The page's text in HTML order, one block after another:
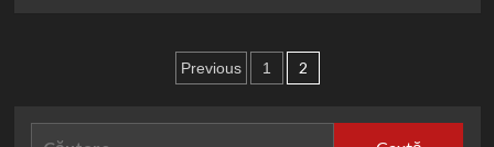
electrostatica
Paginație
Previous 1 2
Caută